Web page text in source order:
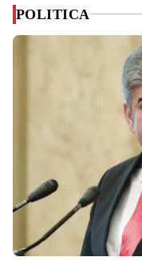
POLITICA